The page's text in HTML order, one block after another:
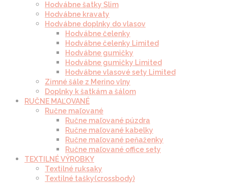
Hodvábne šatky Slim
Hodvábne kravaty
Hodvábne doplnky do vlasov
Hodvábne čelenky
Hodvábne čelenky Limited
Hodvábne gumičky
Hodvábne gumičky Limited
Hodvábne vlasové sety Limited
Zimné šále z Merino vlny
Doplnky k šatkám a šálom
RUČNE MAĽOVANÉ
Ručne maľované
Ručne maľované púzdra
Ručne maľované kabelky
Ručne maľované peňaženky
Ručne maľované office sety
TEXTILNÉ VÝROBKY
Textilné ruksaky
Textilné tašky(crossbody)